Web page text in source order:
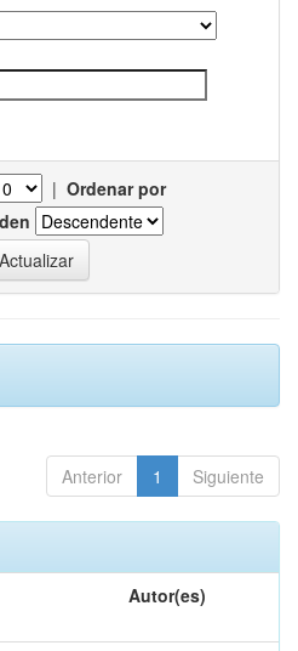
| Ordenar por
Anterior 1 Siguiente
Autor(es)